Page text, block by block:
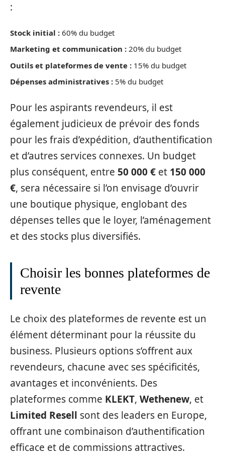
:
Stock initial : 60% du budget
Marketing et communication : 20% du budget
Outils et plateformes de vente : 15% du budget
Dépenses administratives : 5% du budget
Pour les aspirants revendeurs, il est
également judicieux de prévoir des fonds
pour les frais d’expédition, d’authentification
et d’autres services connexes. Un budget
plus conséquent, entre 50 000 € et 150 000
€, sera nécessaire si l’on envisage d’ouvrir
une boutique physique, englobant des
dépenses telles que le loyer, l’aménagement
et des stocks plus diversifiés.
Choisir les bonnes plateformes de
revente
Le choix des plateformes de revente est un
élément déterminant pour la réussite du
business. Plusieurs options s’offrent aux
revendeurs, chacune avec ses spécificités,
avantages et inconvénients. Des
plateformes comme KLEKT, Wethenew, et
Limited Resell sont des leaders en Europe,
offrant une combinaison d’authentification
efficace et de commissions attractives.